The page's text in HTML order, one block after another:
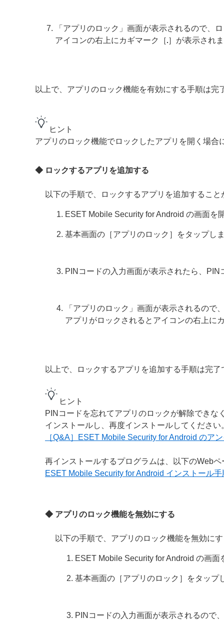
「アプリのロック」画面が表示されるので、
アイコンの右上にカギマーク［ ］が表示され
以上で、アプリのロック機能を有効にする手順は完
ヒント
アプリのロック機能でロックしたアプリを開く場
◆ ロックするアプリを追加する
以下の手順で、ロックするアプリを追加すること
ESET Mobile Security for Android の画面を
基本画面の［アプリのロック］をタップし
PINコードの入力画面が表示されたら、PIN
「アプリのロック」画面が表示されるの
アプリがロックされるとアイコンの右上に
以上で、ロックするアプリを追加する手順は完了
ヒント
PINコードを忘れてアプリのロックが解除でき
インストールし、再度インストールしてください
［Q&A］ESET Mobile Security for Android のア
再インストールするプログラムは、以下のWeb
ESET Mobile Security for Android インストール手
◆ アプリのロック機能を無効にする
以下の手順で、アプリのロック機能を無効に
ESET Mobile Security for Android の画面
基本画面の［アプリのロック］をタップ
PINコードの入力画面が表示されるので